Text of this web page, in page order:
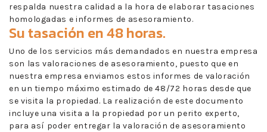
respalda nuestra calidad a la hora de elaborar tasaciones
homologadas e informes de asesoramiento.
Su tasación en 48 horas.
Uno de los servicios más demandados en nuestra empresa
son las valoraciones de asesoramiento, puesto que en
nuestra empresa enviamos estos informes de valoración
en un tiempo máximo estimado de 48/72 horas desde que
se visita la propiedad. La realización de este documento
incluye una visita a la propiedad por un perito experto,
para así poder entregar la valoración de asesoramiento